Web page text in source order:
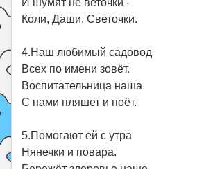
И шумят не веточки -
Коли, Даши, Светочки.
4.Наш любимый садовод
Всех по имени зовёт.
Воспитательница наша
С нами пляшет и поёт.
5.Помогают ей с утра
Нянечки и повара.